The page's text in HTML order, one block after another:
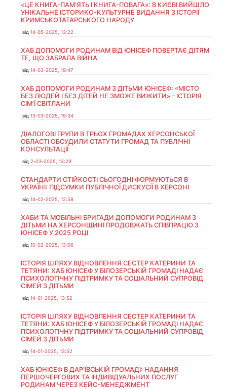
«ЦЕ КНИГА-ПАМ’ЯТЬ І КНИГА-ПОВАГА»: В КИЄВІ ВИЙШЛО
УНІКАЛЬНЕ ІСТОРИКО-КУЛЬТУРНЕ ВИДАННЯ З ІСТОРІЇ
КРИМСЬКОТАТАРСЬКОГО НАРОДУ
від 14-05-2025, 13:22
ХАБ ДОПОМОГИ РОДИНАМ ВІД ЮНІСЕФ ПОВЕРТАЄ ДІТЯМ
ТЕ, ЩО ЗАБРАЛА ВІЙНА
від 14-03-2025, 19:47
ХАБ ДОПОМОГИ РОДИНАМ З ДІТЬМИ ЮНІСЕФ: «МІСТО
БЕЗ ЛЮДЕЙ І БЕЗ ДІТЕЙ НЕ ЗМОЖЕ ВИЖИТИ» – ІСТОРІЯ
СІМʼЇ СВІТЛАНИ
від 13-03-2025, 19:34
ДІАЛОГОВІ ГРУПИ В ТРЬОХ ГРОМАДАХ ХЕРСОНСЬКОЇ
ОБЛАСТІ ОБСУДИЛИ СТАТУТИ ГРОМАД ТА ПУБЛІЧНІ
КОНСУЛЬТАЦІЇ
від 2-03-2025, 13:29
СТАНДАРТИ СТІЙКОСТІ СЬОГОДНІ ФОРМУЮТЬСЯ В
УКРАЇНІ: ПІДСУМКИ ПУБЛІЧНОЇ ДИСКУСІЇ В ХЕРСОНІ
від 14-02-2025, 12:58
ХАБИ ТА МОБІЛЬНІ БРИГАДИ ДОПОМОГИ РОДИНАМ З
ДІТЬМИ НА ХЕРСОНЩИНІ ПРОДОВЖАТЬ СПІВПРАЦЮ З
ЮНІСЕФ У 2025 РОЦІ
від 10-02-2025, 13:06
ІСТОРІЯ ШЛЯХУ ВІДНОВЛЕННЯ СЕСТЕР КАТЕРИНИ ТА
ТЕТЯНИ: ХАБ ЮНІСЕФ У БІЛОЗЕРСЬКІЙ ГРОМАДІ НАДАЄ
ПСИХОЛОГІЧНУ ПІДТРИМКУ ТА СОЦІАЛЬНИЙ СУПРОВІД
СІМЕЙ З ДІТЬМИ
від 14-01-2025, 13:52
ІСТОРІЯ ШЛЯХУ ВІДНОВЛЕННЯ СЕСТЕР КАТЕРИНИ ТА
ТЕТЯНИ: ХАБ ЮНІСЕФ У БІЛОЗЕРСЬКІЙ ГРОМАДІ НАДАЄ
ПСИХОЛОГІЧНУ ПІДТРИМКУ ТА СОЦІАЛЬНИЙ СУПРОВІД
СІМЕЙ З ДІТЬМИ
від 14-01-2025, 13:52
ХАБ ЮНІСЕФ В ДАР’ЇВСЬКІЙ ГРОМАДІ: НАДАННЯ
ПЕРШОЧЕРГОВИХ ТА ІНДИВІДУАЛЬНИХ ПОСЛУГ
РОДИНАМ ЧЕРЕЗ КЕЙС-МЕНЕДЖМЕНТ